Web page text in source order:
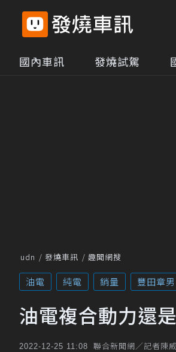
國內車訊 發燒試駕
udn 發燒車訊 趣聞網搜
油電 純電 銷量 豐田章男
油電複合動力還
2022-12-25 11:08 聯合新聞網／記者陳